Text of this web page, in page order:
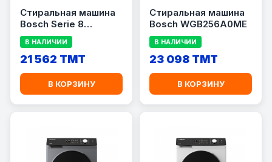
Стиральная машина
Bosch Serie 8
WGB2560XME
В НАЛИЧИИ
21 562 TMT
В КОРЗИНУ
Стиральная машина
Bosch WGB256A0ME
В НАЛИЧИИ
23 098 TMT
В КОРЗИНУ